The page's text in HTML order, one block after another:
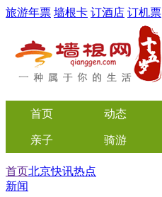
旅游年票 墙根卡 订酒店 订机票
首页 动态
亲子 骑游
首页北京快讯热点
新闻